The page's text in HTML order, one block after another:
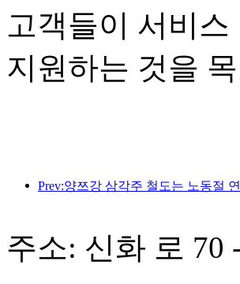
고객들이 서비
지원하는 것을
주소: 신화 로 70